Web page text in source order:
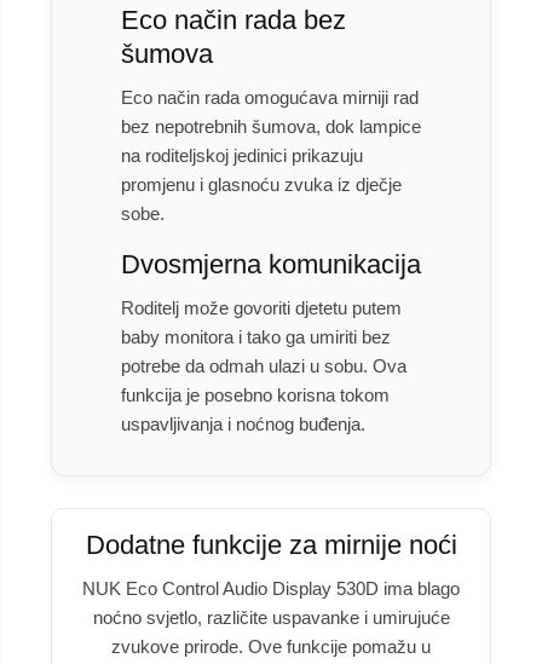
Eco način rada bez
šumova
Eco način rada omogućava mirniji rad
bez nepotrebnih šumova, dok lampice
na roditeljskoj jedinici prikazuju
promjenu i glasnoću zvuka iz dječje
sobe.
Dvosmjerna komunikacija
Roditelj može govoriti djetetu putem
baby monitora i tako ga umiriti bez
potrebe da odmah ulazi u sobu. Ova
funkcija je posebno korisna tokom
uspavljivanja i noćnog buđenja.
Dodatne funkcije za mirnije noći
NUK Eco Control Audio Display 530D ima blago
noćno svjetlo, različite uspavanke i umirujuće
zvukove prirode. Ove funkcije pomažu u